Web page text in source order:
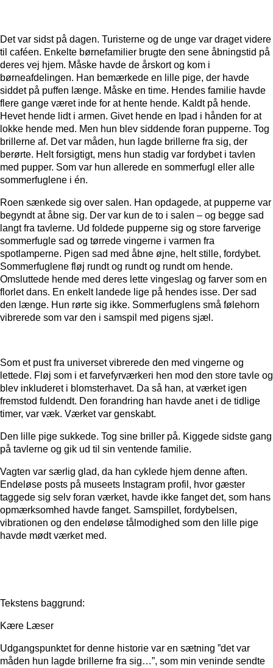
Det var sidst på dagen. Turisterne og de unge var draget videre
til caféen. Enkelte børnefamilier brugte den sene åbningstid på
deres vej hjem. Måske havde de årskort og kom i
børneafdelingen. Han bemærkede en lille pige, der havde
siddet på puffen længe. Måske en time. Hendes familie havde
flere gange været inde for at hente hende. Kaldt på hende.
Hevet hende lidt i armen. Givet hende en Ipad i hånden for at
lokke hende med. Men hun blev siddende foran pupperne. Tog
brillerne af. Det var måden, hun lagde brillerne fra sig, der
berørte. Helt forsigtigt, mens hun stadig var fordybet i tavlen
med pupper. Som var hun allerede en sommerfugl eller alle
sommerfuglene i én.
Roen sænkede sig over salen. Han opdagede, at pupperne var
begyndt at åbne sig. Der var kun de to i salen – og begge sad
langt fra tavlerne. Ud foldede pupperne sig og store farverige
sommerfugle sad og tørrede vingerne i varmen fra
spotlamperne. Pigen sad med åbne øjne, helt stille, fordybet.
Sommerfuglene fløj rundt og rundt og rundt om hende.
Omsluttede hende med deres lette vingeslag og farver som en
florlet dans. En enkelt landede lige på hendes isse. Der sad
den længe. Hun rørte sig ikke. Sommerfuglens små følehorn
vibrerede som var den i samspil med pigens sjæl.
Som et pust fra universet vibrerede den med vingerne og
lettede. Fløj som i et farvefyrværkeri hen mod den store tavle og
blev inkluderet i blomsterhavet. Da så han, at værket igen
fremstod fuldendt. Den forandring han havde anet i de tidlige
timer, var væk. Værket var genskabt.
Den lille pige sukkede. Tog sine briller på. Kiggede sidste gang
på tavlerne og gik ud til sin ventende familie.
Vagten var særlig glad, da han cyklede hjem denne aften.
Endeløse posts på museets Instagram profil, hvor gæster
taggede sig selv foran værket, havde ikke fanget det, som hans
opmærksomhed havde fanget. Samspillet, fordybelsen,
vibrationen og den endeløse tålmodighed som den lille pige
havde mødt værket med.
Tekstens baggrund:
Kære Læser
Udgangspunktet for denne historie var en sætning ”det var
måden hun lagde brillerne fra sig…”, som min veninde sendte